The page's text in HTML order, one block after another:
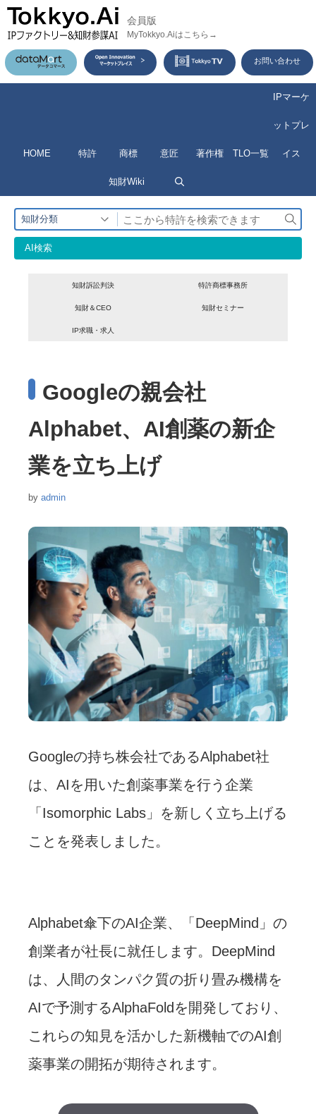
コ
ン
テ
ン
プ
会員版
MyTokkyo.Aiはこちら→
お問い合わせ
HOME 特許 商標 意匠 著作権 TLO一覧
IPマーケ
ットプレ
イス
知財Wiki
知財分類
検
索
AI検索
知財訴訟判決 特許商標事務所
知財＆CEO 知財セミナー
IP求職・求人
Googleの親会社
Alphabet、AI創薬の新企
業を立ち上げ
by admin
Googleの持ち株会社であるAlphabet社
は、AIを用いた創薬事業を行う企業
「Isomorphic Labs」を新しく立ち上げる
ことを発表しました。
Alphabet傘下のAI企業、「DeepMind」の
創業者が社長に就任します。DeepMind
は、人間のタンパク質の折り畳み機構を
AIで予測するAlphaFoldを開発しており、
これらの知見を活かした新機軸でのAI創
薬事業の開拓が期待されます。